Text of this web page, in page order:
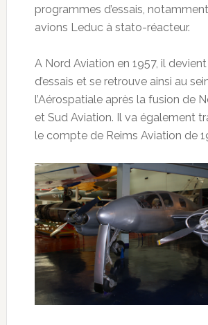
programmes d’essais,
avions Leduc à stato-réacteur.
A Nord Aviation en 1957, il
d’essais et se retrouve ainsi au
l’Aérospatiale après la fusion de
et Sud Aviation. Il va également
le compte de Reims Aviation de